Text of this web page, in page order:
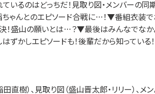
いるのはどっちだ！見取り図・メンバーの
ちゃんとのエピソード合戦に…！▼番組衣装
！盛山の願いとは…？▼最後はみんなでなか
はずかしエピソードも！後輩だから知っている
直樹）、見取り図（盛山晋太郎・リリー）、メ